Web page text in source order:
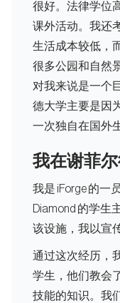
很好。法律学位
课外活动。我还
生活成本较低，
很多公园和自然
对我来说是一个
德大学主要是因
一次独自在国外
我在谢菲
我是 iForge 的一
Diamond 的学
该设施，我以宣
通过这次经历，
学生，他们教会
技能的知识。我